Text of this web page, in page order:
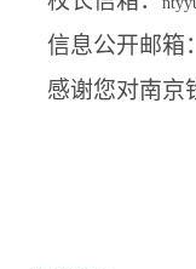
信息公开邮箱：
感谢您对南京